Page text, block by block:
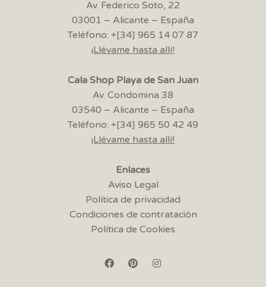
Av. Federico Soto, 22
03001 – Alicante – España
Teléfono: +[34] 965 14 07 87
¡Llévame hasta allí!
Cala Shop Playa de San Juan
Av. Condomina 38
03540 – Alicante – España
Teléfono: +[34] 965 50 42 49
¡Llévame hasta allí!
Enlaces
Aviso Legal
Política de privacidad
Condiciones de contratación
Política de Cookies